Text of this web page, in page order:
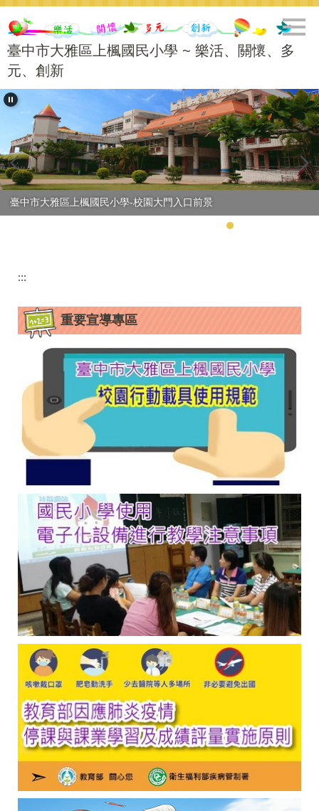
跳
到
主
要
內
容
區
臺中市大雅區上楓國民小學 ~ 樂活、關懷、多
元、創新
臺中市大雅區上楓國民小學56週年校慶-學生進場
:::
重要宣導專區